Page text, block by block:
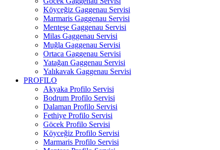
Köyceğiz Gaggenau Servisi
Marmaris Gaggenau Servisi
Menteşe Gaggenau Servisi
Milas Gaggenau Servisi
Muğla Gaggenau Servisi
Ortaca Gaggenau Servisi
Yatağan Gaggenau Servisi
Yalıkavak Gaggenau Servisi
PROFILO
Akyaka Profilo Servisi
Bodrum Profilo Servisi
Dalaman Profilo Servisi
Fethiye Profilo Servisi
Göcek Profilo Servisi
Köyceğiz Profilo Servisi
Marmaris Profilo Servisi